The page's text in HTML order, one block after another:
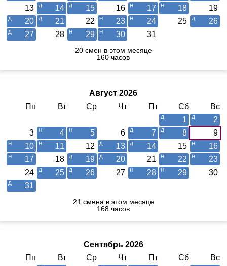
13
14 15 16 17 18
19
20
21 22 23 24 25
26
27
28 29 30 31
20 смен в этом месяце
160 часов
Август 2026
Пн
Вт Ср Чт Пт Сб
Вс
1
2
3
4 5 6 7 8
9
10
11 12 13 14 15
16
17
18 19 20 21 22
23
24
25 26 27 28 29
30
31
21 смена в этом месяце
168 часов
Сентябрь 2026
Пн
Вт Ср Чт Пт Сб
Вс